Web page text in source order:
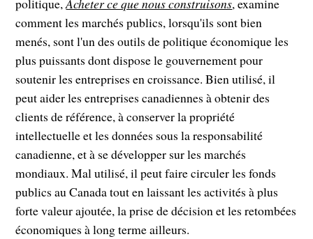
politique,Acheter ce que nous construisons, examine
comment les marchés publics, lorsqu'ils sont bien
menés, sont l'un des outils de politique économique les
plus puissants dont dispose le gouvernement pour
soutenir les entreprises en croissance. Bien utilisé, il
peut aider les entreprises canadiennes à obtenir des
clients de référence, à conserver la propriété
intellectuelle et les données sous la responsabilité
canadienne, et à se développer sur les marchés
mondiaux. Mal utilisé, il peut faire circuler les fonds
publics au Canada tout en laissant les activités à plus
forte valeur ajoutée, la prise de décision et les retombées
économiques à long terme ailleurs.